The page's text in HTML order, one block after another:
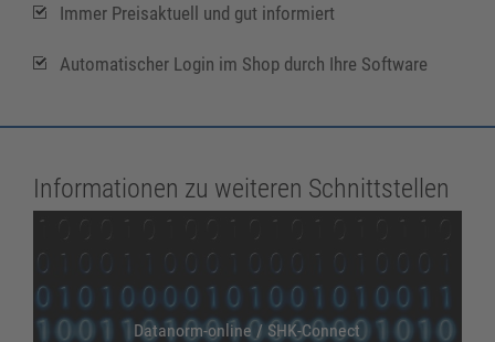
Immer Preisaktuell und gut informiert
Automatischer Login im Shop durch Ihre Software
Informationen zu weiteren Schnittstellen
Datanorm-online / SHK-Connect